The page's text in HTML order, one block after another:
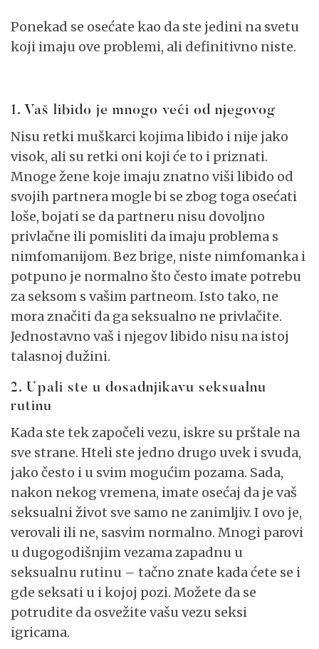
Ponekad se osećate kao da ste jedini na svetu
koji imaju ove problemi, ali definitivno niste.
1. Vaš libido je mnogo veći od njegovog
Nisu retki muškarci kojima libido i nije jako
visok, ali su retki oni koji će to i priznati.
Mnoge žene koje imaju znatno viši libido od
svojih partnera mogle bi se zbog toga osećati
loše, bojati se da partneru nisu dovoljno
privlačne ili pomisliti da imaju problema s
nimfomanijom. Bez brige, niste nimfomanka i
potpuno je normalno što često imate potrebu
za seksom s vašim partneom. Isto tako, ne
mora značiti da ga seksualno ne privlačite.
Jednostavno vaš i njegov libido nisu na istoj
talasnoj dužini.
2. Upali ste u dosadnjikavu seksualnu
rutinu
Kada ste tek započeli vezu, iskre su prštale na
sve strane. Hteli ste jedno drugo uvek i svuda,
jako često i u svim mogućim pozama. Sada,
nakon nekog vremena, imate osećaj da je vaš
seksualni život sve samo ne zanimljiv. I ovo je,
verovali ili ne, sasvim normalno. Mnogi parovi
u dugogodišnjim vezama zapadnu u
seksualnu rutinu – tačno znate kada ćete se i
gde seksati u i kojoj pozi. Možete da se
potrudite da osvežite vašu vezu seksi
igricama.